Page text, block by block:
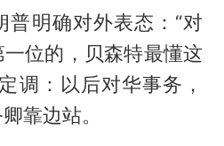
普明确对外表态：“对
位的，贝森特最懂这
调：以后对华事务，
靠边站。